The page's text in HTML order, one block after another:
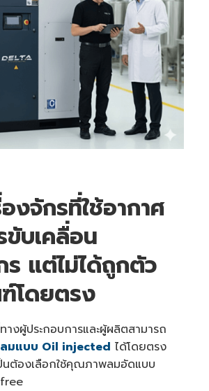
งจักรที่ใช้อากาศ
ขับเคลื่อน
ร แต่ไม่ได้ถูกตัว
โดยตรง
างผู้ประกอบการและผู้ผลิตสามารถ
มแบบ Oil injected ได้โดยตรง
นต้องเลือกใช้คุณภาพลมอัดแบบ